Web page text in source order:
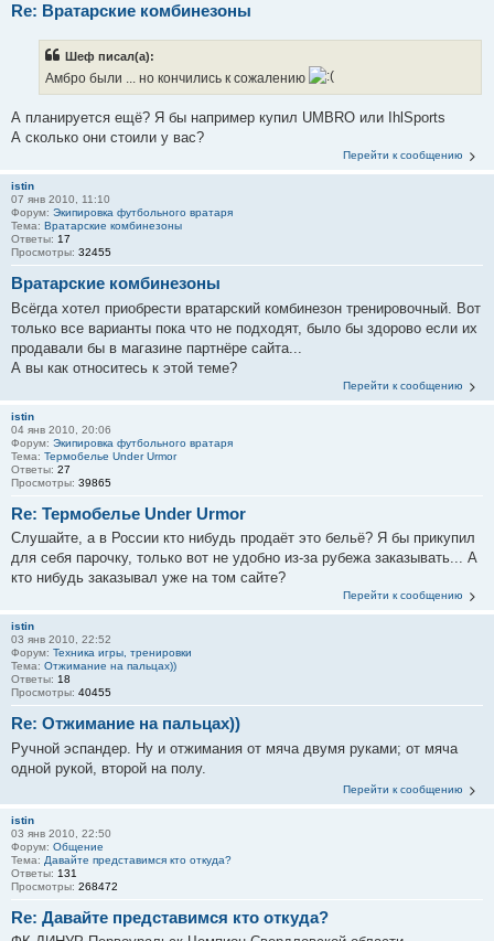
Re: Вратарские комбинезоны
Шеф писал(а):
Амбро были ... но кончились к сожалению
А планируется ещё? Я бы например купил UMBRO или IhlSports
А сколько они стоили у вас?
Перейти к сообщению
istin
07 янв 2010, 11:10
Форум: Экипировка футбольного вратаря
Тема: Вратарские комбинезоны
Ответы: 17
Просмотры: 32455
Вратарские комбинезоны
Всёгда хотел приобрести вратарский комбинезон тренировочный. Вот
только все варианты пока что не подходят, было бы здорово если их
продавали бы в магазине партнёре сайта...
А вы как относитесь к этой теме?
Перейти к сообщению
istin
04 янв 2010, 20:06
Форум: Экипировка футбольного вратаря
Тема: Термобелье Under Urmor
Ответы: 27
Просмотры: 39865
Re: Термобелье Under Urmor
Слушайте, а в России кто нибудь продаёт это бельё? Я бы прикупил
для себя парочку, только вот не удобно из-за рубежа заказывать... А
кто нибудь заказывал уже на том сайте?
Перейти к сообщению
istin
03 янв 2010, 22:52
Форум: Техника игры, тренировки
Тема: Отжимание на пальцах))
Ответы: 18
Просмотры: 40455
Re: Отжимание на пальцах))
Ручной эспандер. Ну и отжимания от мяча двумя руками; от мяча
одной рукой, второй на полу.
Перейти к сообщению
istin
03 янв 2010, 22:50
Форум: Общение
Тема: Давайте представимся кто откуда?
Ответы: 131
Просмотры: 268472
Re: Давайте представимся кто откуда?